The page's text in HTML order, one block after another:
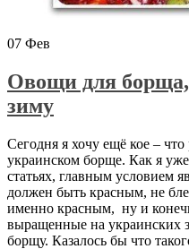
07 Фев
Овощи для борща,
зиму
Сегодня я хочу ещё кое – что
украинском борще. Как я
статьях, главным условием
должен быть красным, не
именно красным, ну и
выращенные на украинских
борщу. Казалось бы что